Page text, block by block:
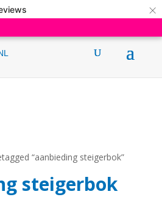
×
info@steigerstore.nl
“aanbieding steigerbok”
steigerbok